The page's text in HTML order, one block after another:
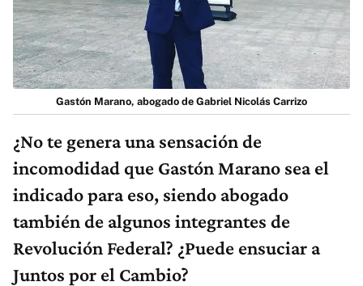
Gastón Marano, abogado de Gabriel Nicolás Carrizo
¿No te genera una sensación de
incomodidad que Gastón Marano sea el
indicado para eso, siendo abogado
también de algunos integrantes de
Revolución Federal? ¿Puede ensuciar a
Juntos por el Cambio?